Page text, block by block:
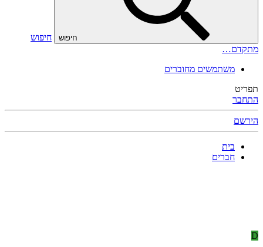
חיפוש
חיפוש
מתקדם…
משתמשים מחוברים
תפריט
התחבר
הירשם
בית
חברים
D